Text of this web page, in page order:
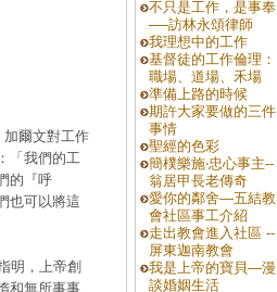
加爾文對工作
「我們的工
的『呼
也可以將這
明，上帝創
和無所事事
不只是工作，是事奉
──訪林永頌律師
我理想中的工作
基督徒的工作倫理：
職場、道場、禾場
準備上路的時候
期許大家要做的三件
事情
聖經的色彩
簡樸樂施‧忠心事主--
翁居甲長老傳奇
愛你的鄰舍—五結教
會社區事工介紹
走出教會進入社區 --
屏東迦南教會
我是上帝的寶貝—漫
談婚姻生活